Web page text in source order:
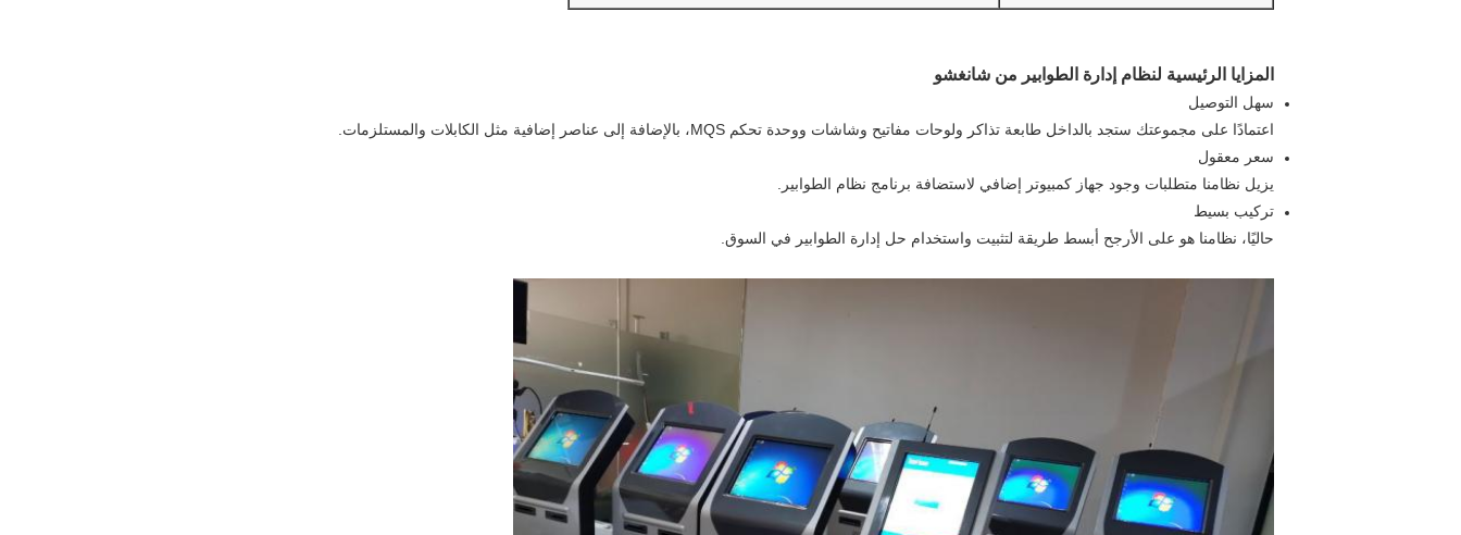
المزايا الرئيسية لنظام إدارة الطوابير من شانغشو
سهل التوصيل
اعتمادًا على مجموعتك ستجد بالداخل طابعة تذاكر ولوحات مفاتيح وشاشات ووحدة تحكم MQS، بالإضافة إلى عناصر إضافية مثل الكابلات والمستلزمات.
سعر معقول
يزيل نظامنا متطلبات وجود جهاز كمبيوتر إضافي لاستضافة برنامج نظام الطوابير.
تركيب بسيط
حاليًا، نظامنا هو على الأرجح أبسط طريقة لتثبيت واستخدام حل إدارة الطوابير في السوق.